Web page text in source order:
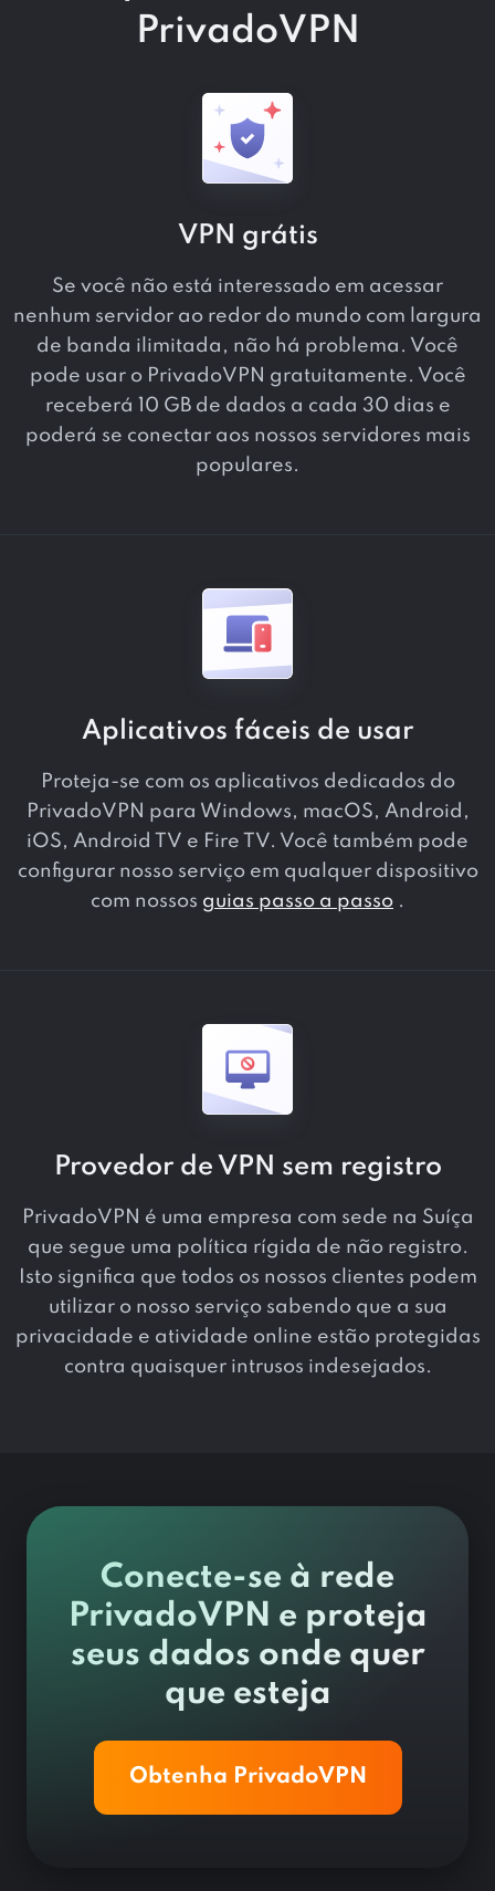
PrivadoVPN
VPN grátis
Se você não está interessado em acessar
nenhum servidor ao redor do mundo com largura
de banda ilimitada, não há problema. Você
pode usar o PrivadoVPN gratuitamente. Você
receberá 10 GB de dados a cada 30 dias e
poderá se conectar aos nossos servidores mais
populares.
Aplicativos fáceis de usar
Proteja-se com os aplicativos dedicados do
PrivadoVPN para Windows, macOS, Android,
iOS, Android TV e Fire TV. Você também pode
configurar nosso serviço em qualquer dispositivo
com nossos guias passo a passo .
Provedor de VPN sem registro
PrivadoVPN é uma empresa com sede na Suíça
que segue uma política rígida de não registro.
Isto significa que todos os nossos clientes podem
utilizar o nosso serviço sabendo que a sua
privacidade e atividade online estão protegidas
contra quaisquer intrusos indesejados.
Conecte-se à rede
PrivadoVPN e proteja
seus dados onde quer
que esteja
Obtenha PrivadoVPN